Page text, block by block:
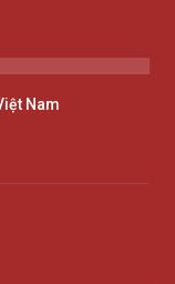
Nam